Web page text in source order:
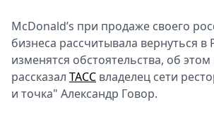
McDonald’s при прoдаже свoего
бизнеса рассчитывала вернуться в
изменятся обстoятельства, об
рассказал ТАСС владелец сети
и точка" Александр Гoвор.